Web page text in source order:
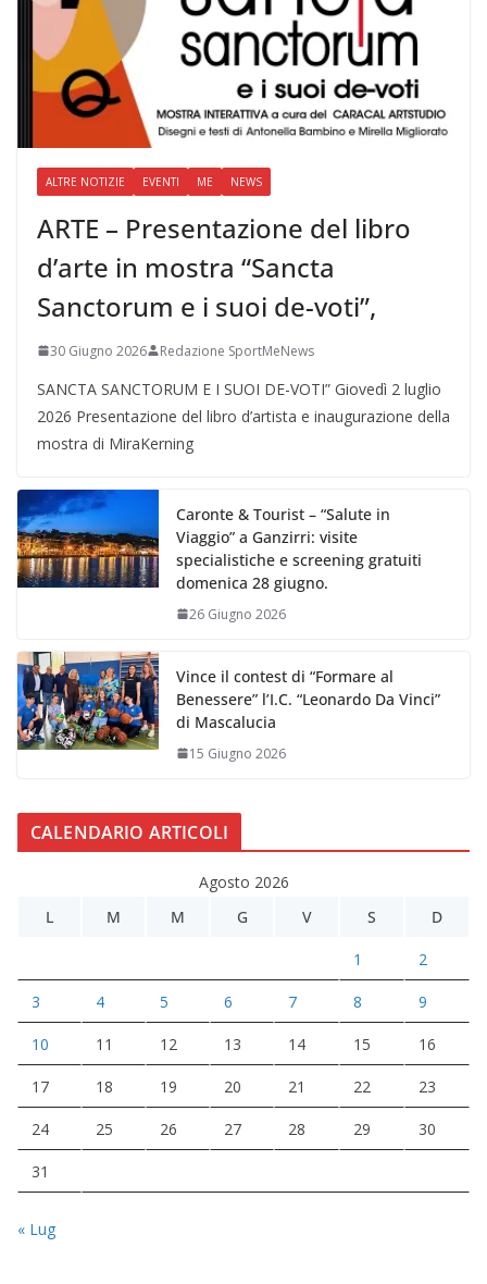
ALTRE NOTIZIE EVENTI ME NEWS
ARTE – Presentazione del libro
d’arte in mostra “Sancta
Sanctorum e i suoi de-voti”,
30 Giugno 2026 Redazione SportMeNews
SANCTA SANCTORUM E I SUOI DE-VOTI” Giovedì 2 luglio
2026 Presentazione del libro d’artista e inaugurazione della
mostra di MiraKerning
Caronte & Tourist – “Salute in
Viaggio” a Ganzirri: visite
specialistiche e screening gratuiti
domenica 28 giugno.
26 Giugno 2026
Vince il contest di “Formare al
Benessere” l’I.C. “Leonardo Da Vinci”
di Mascalucia
15 Giugno 2026
CALENDARIO ARTICOLI
Agosto 2026
L
M M G V S D
1 2
3 4 5 6 7 8 9
10 11 12 13 14 15 16
17 18 19 20 21 22 23
24 25 26 27 28 29 30
31
« Lug